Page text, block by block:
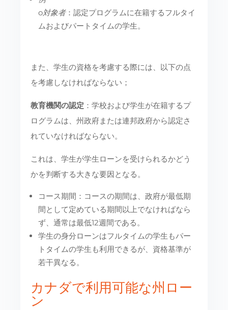
o対象者：認定プログラムに在籍するフルタイ
ムおよびパートタイムの学生。
また、学生の資格を考慮する際には、以下の点
を考慮しなければならない；
教育機関の認定 ：学校および学生が在籍するプ
ログラムは、州政府または連邦政府から認定さ
れていなければならない。
これは、学生が学生ローンを受けられるかどう
かを判断する大きな要因となる。
コース期間：コースの期間は、政府が最低期
間として定めている期間以上でなければなら
ず、通常は最低12週間である。
学生の身分ローンはフルタイムの学生もパー
トタイムの学生も利用できるが、資格基準が
若干異なる。
カナダで利用可能な州ロー
ン